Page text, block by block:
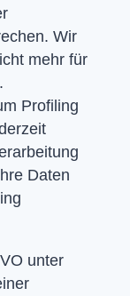
Wir
mehr für
Profiling
Daten
unter